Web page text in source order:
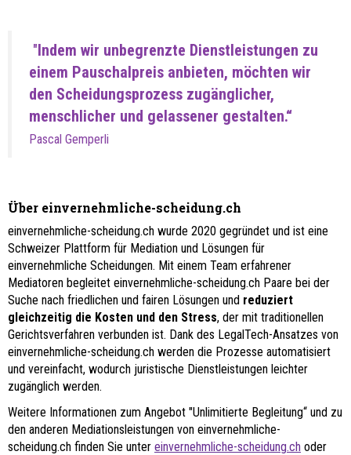
"Indem wir unbegrenzte Dienstleistungen zu
einem Pauschalpreis anbieten, möchten wir
den Scheidungsprozess zugänglicher,
menschlicher und gelassener gestalten.“
Pascal Gemperli
Über einvernehmliche-scheidung.ch
einvernehmliche-scheidung.ch wurde 2020 gegründet und ist eine
Schweizer Plattform für Mediation und Lösungen für
einvernehmliche Scheidungen. Mit einem Team erfahrener
Mediatoren begleitet einvernehmliche-scheidung.ch Paare bei der
Suche nach friedlichen und fairen Lösungen und reduziert
gleichzeitig die Kosten und den Stress, der mit traditionellen
Gerichtsverfahren verbunden ist. Dank des LegalTech-Ansatzes von
einvernehmliche-scheidung.ch werden die Prozesse automatisiert
und vereinfacht, wodurch juristische Dienstleistungen leichter
zugänglich werden.
Weitere Informationen zum Angebot "Unlimitierte Begleitung“ und zu
den anderen Mediationsleistungen von einvernehmliche-
scheidung.ch finden Sie unter einvernehmliche-scheidung.ch oder